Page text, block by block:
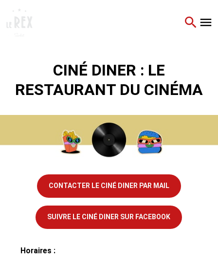
CINÉ DINER : LE
RESTAURANT DU CINÉMA
CONTACTER LE CINÉ DINER PAR MAIL
SUIVRE LE CINÉ DINER SUR FACEBOOK
Horaires :